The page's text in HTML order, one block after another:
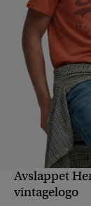
Avslappet
vintagelogo